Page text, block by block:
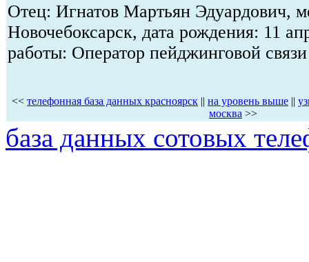
Отец: Игнатов Мартьян Эдуардович,
Новочебоксарск, дата рождения: 11
работы: Оператор пейджинговой связи
<< телефонная база данных красноярск || на уровень выше ||
москва >>
база данных сотовых